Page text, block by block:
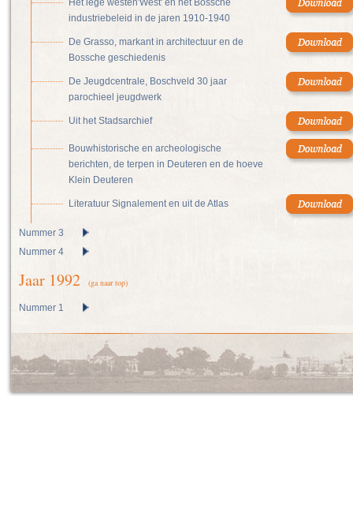
Het lege westen'West' en het Bossche
industriebeleid in de jaren 1910-1940
De Grasso, markant in architectuur en de
Bossche geschiedenis
De Jeugdcentrale, Boschveld 30 jaar
parochieel jeugdwerk
Uit het Stadsarchief
Bouwhistorische en archeologische
berichten, de terpen in Deuteren en de hoeve
Klein Deuteren
Literatuur Signalement en uit de Atlas
Nummer 3
Nummer 4
Jaar 1992 (ga naar top)
Nummer 1